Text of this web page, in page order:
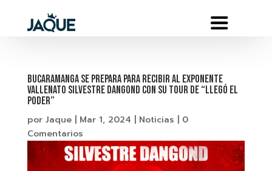
Bucaramanga se prepara para recibir al exponente
vallenato Silvestre Dangond con su tour de “Llegó el
poder”
por Jaque| Mar 1, 2024 Noticias
0
Comentarios